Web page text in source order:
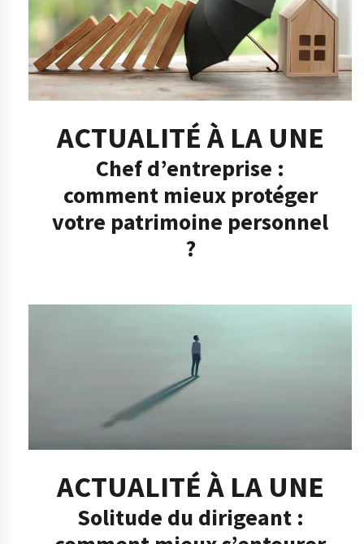
ACTUALITÉ À LA UNE
Chef d’entreprise :
comment mieux protéger
votre patrimoine personnel
?
ACTUALITÉ À LA UNE
Solitude du dirigeant :